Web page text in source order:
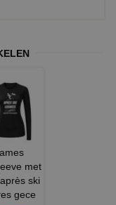
met
ski
gece